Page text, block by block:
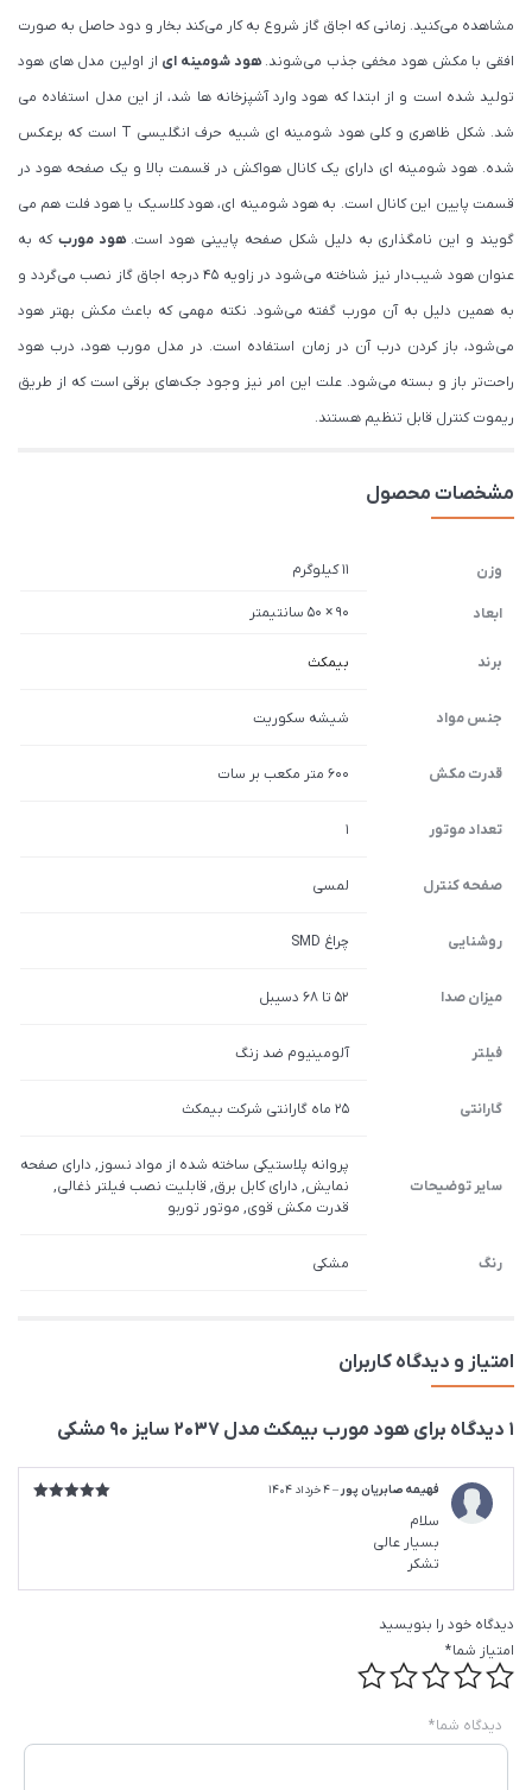
مشاهده می‌کنید. زمانی که اجاق گاز شروع به کار می‌کند بخار و دود حاصل به صورت
افقی با مکش هود مخفی جذب می‌شوند.هود شومینه ای از اولین مدل های هود
تولید شده است و از ابتدا که هود وارد آشپزخانه ها شد، از این مدل استفاده می
شد. شکل ظاهری و کلی هود شومینه ای شبیه حرف انگلیسی T است که برعکس
شده. هود شومینه ای دارای یک کانال هواکش در قسمت بالا و یک صفحه هود در
قسمت پایین این کانال است. به هود شومینه ای، هود کلاسیک یا هود فلت هم می
گویند و این نامگذاری به دلیل شکل صفحه پایینی هود است.هود مورب که به
عنوان هود شیب‌دار نیز شناخته می‌شود در زاویه ۴۵ درجه اجاق گاز نصب می‌گردد و
به همین دلیل به آن مورب گفته می‌شود. نکته مهمی که باعث مکش بهتر هود
می‌شود، باز کردن درب آن در زمان استفاده است. در مدل مورب هود، درب هود
راحت‌تر باز و بسته می‌شود. علت این امر نیز وجود جک‌های برقی است که از طریق
ریموت کنترل قابل تنظیم هستند.
مشخصات محصول
وزن 11 کیلوگرم
ابعاد 90 × 50 سانتیمتر
برند بیمکث
جنس مواد شیشه سکوریت
قدرت مکش 600 متر مکعب بر سات
تعداد موتور 1
صفحه کنترل لمسی
روشنایی چراغ SMD
میزان صدا 52 تا 68 دسیبل
فیلتر آلومینیوم ضد زنگ
گارانتی 25 ماه گارانتی شرکت بیمکث
سایر توضیحات
پروانه پلاستیکی ساخته شده از مواد نسوز, دارای صفحه
نمایش, دارای کابل برق, قابلیت نصب فیلتر ذغالی,
قدرت مکش قوی, موتور توربو
رنگ مشکی
امتیاز و دیدگاه کاربران
1 دیدگاه برای هود مورب بیمکث مدل 2037 سایز 90 مشکی
فهیمه صابریان پور–4 خرداد 1404
سلام
بسیار عالی
تشکر
دیدگاه خود را بنویسید
امتیاز شما*
دیدگاه شما*